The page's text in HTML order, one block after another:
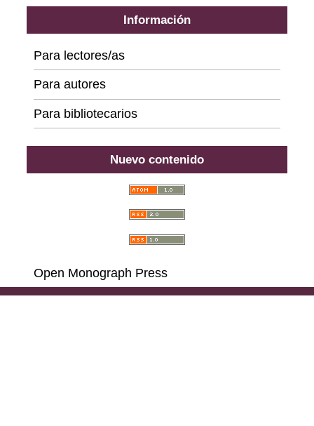
Información
Para lectores/as
Para autores
Para bibliotecarios
Nuevo contenido
Open Monograph Press